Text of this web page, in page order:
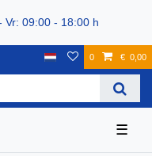
09:00 - 18:00 h
0 € 0,00
☰